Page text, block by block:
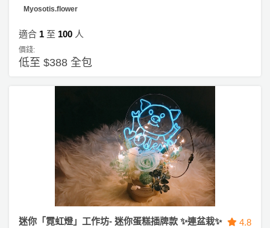
Myosotis.flower
適合 1 至 100 人
價錢:
低至 $388 全包
迷你「霓虹燈」工作坊- 迷你蛋糕插牌款 ✨連盆栽✨ 4.8